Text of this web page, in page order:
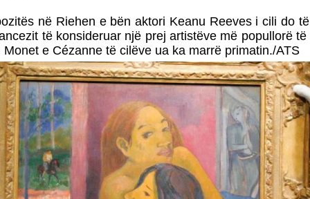
në Riehen e bën aktori Keanu Reeves i cili do
të konsideruar një prej artistëve më popullorë
Monet e Cézanne të cilëve ua ka marrë primatin./ATS